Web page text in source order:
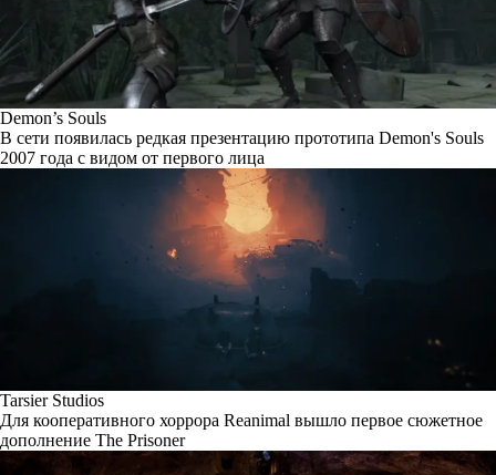
Demon’s Souls
В сети появилась редкая презентацию прототипа Demon's Souls
2007 года с видом от первого лица
Tarsier Studios
Для кооперативного хоррора Reanimal вышло первое сюжетное
дополнение The Prisoner